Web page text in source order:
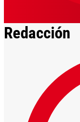
Redacción